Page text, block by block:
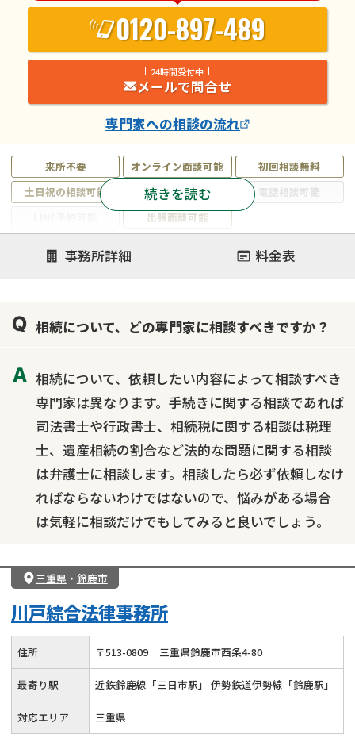
来所不要 オンライン面談可能
初回相談無料
土日祝の相談可能
19時以降電話可能
電話相談可能
出張面談可能
注力案件
遺言書作成・遺言執行
相続放棄
相続登記
相続手続き
銀行手続き
家族信託
相続人調査
相続財産調査
不動産評価(相続不動産)
相続トラブル
続きを読む
0120-897-489
24時間受付中
メールで問合せ
専門家への相談の流れ
事務所詳細 料金表
相続について、どの専門家に相談すべきですか？
相続について、依頼したい内容によって相談すべき
専門家は異なります。手続きに関する相談であれば
司法書士や行政書士、相続税に関する相談は税理
士、遺産相続の割合など法的な問題に関する相談
は弁護士に相談します。相談したら必ず依頼しなけ
ればならないわけではないので、悩みがある場合
は気軽に相談だけでもしてみると良いでしょう。
三重県 ・ 鈴鹿市
川戸綜合法律事務所
住所 〒513-0809 三重県鈴鹿市西条4-80
最寄り駅 近鉄鈴鹿線「三日市駅」 伊勢鉄道伊勢線「鈴鹿駅」
対応エリア 三重県